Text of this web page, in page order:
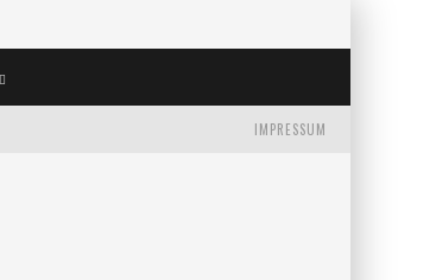
IMPRESSUM